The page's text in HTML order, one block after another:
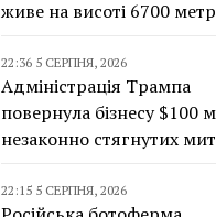
живе на висоті 6700
22:36 5 СЕРПНЯ, 2026
Адміністрація Трампа
повернула бізнесу $100
незаконно стягнутих мит
22:15 5 СЕРПНЯ, 2026